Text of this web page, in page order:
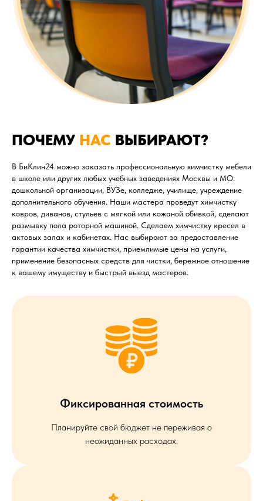
ПОЧЕМУ НАС ВЫБИРАЮТ?
В БиКлин24 можно заказать профессиональную химчистку мебели
в школе или других любых учебных заведениях Москвы и МО:
дошкольной организации, ВУЗе, колледже, училище, учреждение
дополнительного обучения. Наши мастера проведут химчистку
ковров, диванов, стульев с мягкой или кожаной обивкой, сделают
размывку пола роторной машиной. Сделаем химчистку кресел в
актовых залах и кабинетах. Нас выбирают за предоставление
гарантии качества химчистки, приемлимые цены на услуги,
применение безопасных средств для чистки, бережное отношение
к вашему имуществу и быстрый выезд мастеров.
Фиксированная стоимость
Планируйте свой бюджет не переживая о
неожиданных расходах.